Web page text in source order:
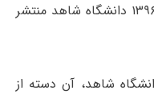
ظرفیت آزمون کارشناسی ارشد سال ۱۳۹۶ دانشگاه شاهد منتشر
شاهد، آن دسته از